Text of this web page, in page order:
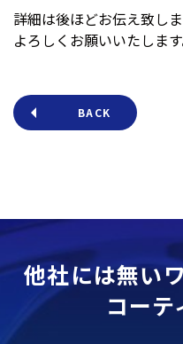
詳細は後ほどお伝え致しま
よろしくお願いいたします
BACK
他社には無い
コーテ